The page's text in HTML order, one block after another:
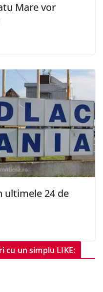
Mare vor
ultimele 24 de
cu un simplu LIKE: